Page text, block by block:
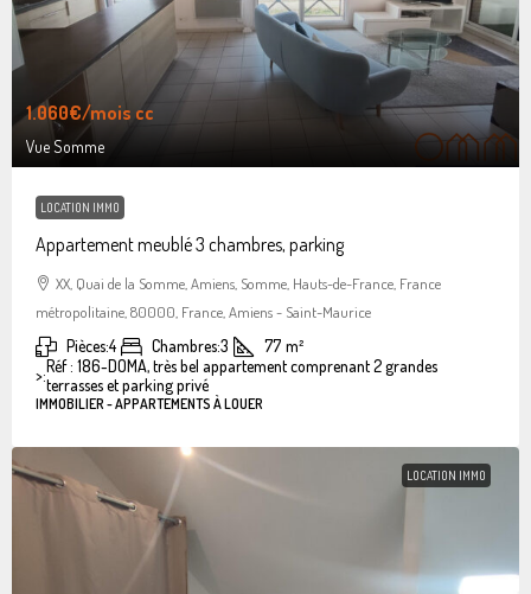
1.060€/mois cc
Vue Somme
LOCATION IMMO
Appartement meublé 3 chambres, parking
XX, Quai de la Somme, Amiens, Somme, Hauts-de-France, France
métropolitaine, 80000, France, Amiens - Saint-Maurice
Pièces:4 Chambres:3 77 m²
>:Réf : 186-DOMA, très bel appartement comprenant 2 grandes
terrasses et parking privé
IMMOBILIER - APPARTEMENTS À LOUER
LOCATION IMMO